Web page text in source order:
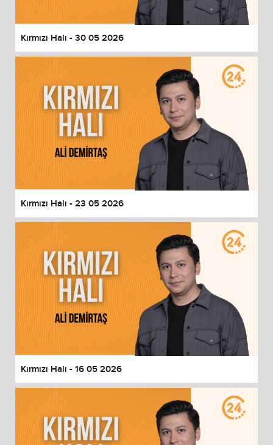
Kırmızı Halı - 30 05 2026
Kırmızı Halı - 23 05 2026
Kırmızı Halı - 16 05 2026